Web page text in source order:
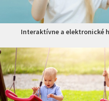
Interaktívne a elektronické